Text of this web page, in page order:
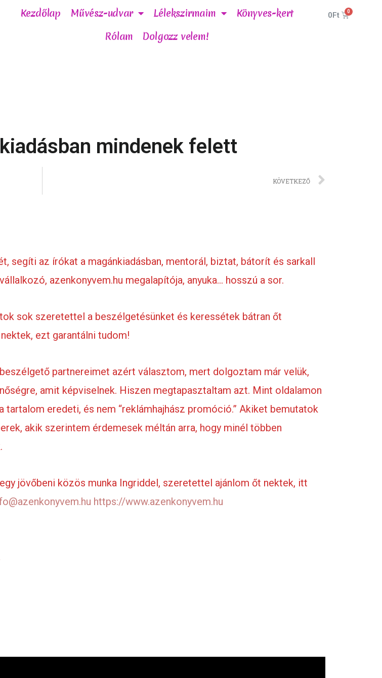
Kezdőlap Művész-udvar Lélekszirmaim
Könyves-kert
Rólam
Dolgozz velem!
0Ft
mindenek felett
KÖVETKEZŐ
segíti az írókat a magánkiadásban, mentorál, biztat, bátorít és sarkall
azenkonyvem.hu megalapítója, anyuka… hosszú a sor.
sok szeretettel a beszélgetésünket és keressétek bátran őt
ezt garantálni tudom!
partnereimet azért választom, mert dolgoztam már velük,
amit képviselnek. Hiszen megtapasztaltam azt. Mint oldalamon
eredeti, és nem “reklámhajhász promóció.” Akiket bemutatok
akik szerintem érdemesek méltán arra, hogy minél többen
jövőbeni közös munka Ingriddel, szeretettel ajánlom őt nektek, itt
https://www.azenkonyvem.hu